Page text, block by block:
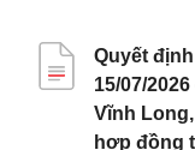
Quyết
15/07/
Vĩnh
hợp đồng